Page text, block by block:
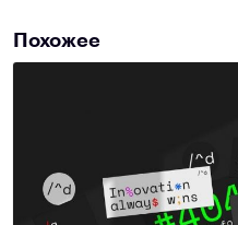
Похожее